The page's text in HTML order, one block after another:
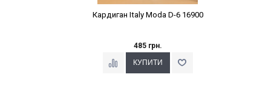
Кардиган Italy Moda D-6 16900
485 грн.